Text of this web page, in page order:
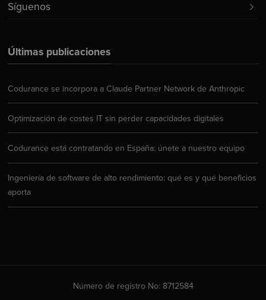
Últimas publicaciones
Codurance se incorpora a Claude Partner Network de Anthropic
Optimización de costes IT sin perder capacidades digitales
Codurance está contratando en España: únete a nuestro equipo
Ingeniería de software de alto rendimiento: qué es y qué beneficios
aporta
Síguenos
Número de registro No: 8712584